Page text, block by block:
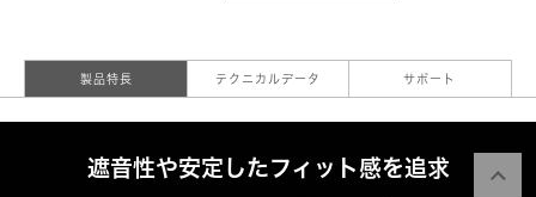
製品特長 テクニカルデータ サポート
遮音性や安定したフィット感を追求